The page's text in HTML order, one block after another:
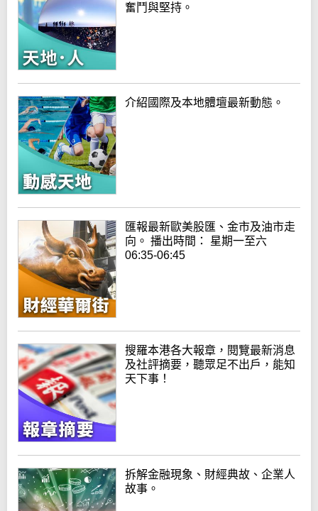
奮鬥與堅持。
介紹國際及本地體壇最新動態。
匯報最新歐美股匯、金市及油市走
向。 播出時間： 星期一至六
06:35-06:45
搜羅本港各大報章，閱覽最新消息
及社評摘要，聽眾足不出戶，能知
天下事！
拆解金融現象、財經典故、企業人
故事。